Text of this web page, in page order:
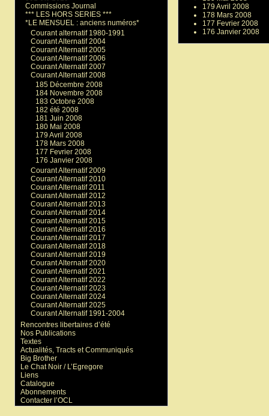
179 Avril 2008
178 Mars 2008
177 Fevrier 2008
176 Janvier 2008
Commissions Journal
*** LES HORS SERIES ***
*LE MENSUEL : anciens numéros*
Courant alternatif 1980-1991
Courant Alternatif 2004
Courant Alternatif 2005
Courant Alternatif 2006
Courant Alternatif 2007
Courant Alternatif 2008
185 Décembre 2008
184 Novembre 2008
183 Octobre 2008
182 été 2008
181 Juin 2008
180 Mai 2008
179 Avril 2008
178 Mars 2008
177 Fevrier 2008
176 Janvier 2008
Courant Alternatif 2009
Courant Alternatif 2010
Courant Alternatif 2011
Courant Alternatif 2012
Courant Alternatif 2013
Courant Alternatif 2014
Courant Alternatif 2015
Courant Alternatif 2016
Courant Alternatif 2017
Courant Alternatif 2018
Courant Alternatif 2019
Courant Alternatif 2020
Courant Alternatif 2021
Courant Alternatif 2022
Courant Alternatif 2023
Courant Alternatif 2024
Courant Alternatif 2025
Courant Alternatif 1991-2004
Rencontres libertaires d’été
Nos Publications
Textes
Actualités, Tracts et Communiqués
Big Brother
Le Chat Noir / L’Egregore
Liens
Catalogue
Abonnements
Contacter l’OCL